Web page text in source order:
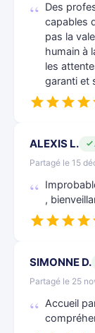
Des
capables
pas la
humain à
les
garanti et
ALEXIS L.
Partagé le 15
,
SIMONNE D.
Partagé le 25
Accueil